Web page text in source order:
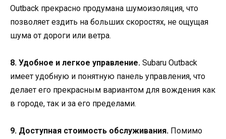
Outback прекрасно продумана шумоизоляция, что
позволяет ездить на больших скоростях, не ощущая
шума от дороги или ветра.
8. Удобное и легкое управление. Subaru Outback
имеет удобную и понятную панель управления, что
делает его прекрасным вариантом для вождения как
в городе, так и за его пределами.
9. Доступная стоимость обслуживания. Помимо